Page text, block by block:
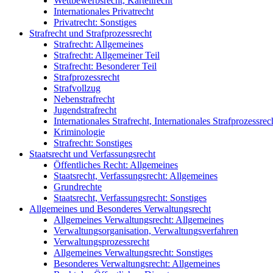
Internationales Privatrecht
Privatrecht: Sonstiges
Strafrecht und Strafprozessrecht
Strafrecht: Allgemeines
Strafrecht: Allgemeiner Teil
Strafrecht: Besonderer Teil
Strafprozessrecht
Strafvollzug
Nebenstrafrecht
Jugendstrafrecht
Internationales Strafrecht, Internationales
Kriminologie
Strafrecht: Sonstiges
Staatsrecht und Verfassungsrecht
Öffentliches Recht: Allgemeines
Staatsrecht, Verfassungsrecht: Allgemeines
Grundrechte
Staatsrecht, Verfassungsrecht: Sonstiges
Allgemeines und Besonderes Verwaltungsrecht
Allgemeines Verwaltungsrecht: Allgemeines
Verwaltungsorganisation, Verwaltungsverfahren
Verwaltungsprozessrecht
Allgemeines Verwaltungsrecht: Sonstiges
Besonderes Verwaltungsrecht: Allgemeines